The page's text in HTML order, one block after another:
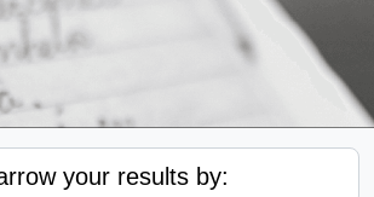
your results by: